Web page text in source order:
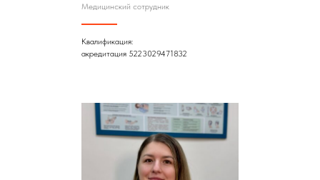
Медицинский сотрудник
Квалификация:
акредитация 5223029471832